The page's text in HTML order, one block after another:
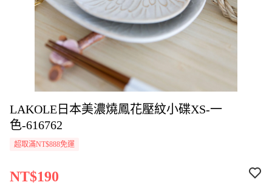
LAKOLE日本美濃燒鳳花壓紋小碟XS-一
色-616762
超取滿NT$888免運
NT$190